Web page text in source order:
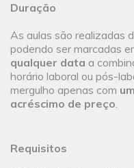
Duração
As aulas são realizadas
podendo ser marcadas
qualquer data a
horário laboral ou pós-
mergulho apenas com
acréscimo de preço.
Requisitos